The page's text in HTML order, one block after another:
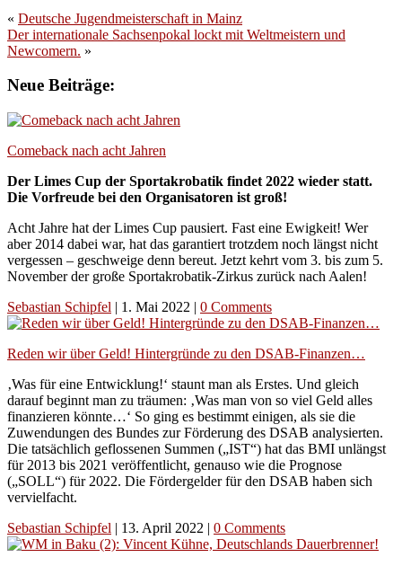
« Deutsche Jugendmeisterschaft in Mainz
Der internationale Sachsenpokal lockt mit Weltmeistern und
Newcomern. »
Neue Beiträge:
Comeback nach acht Jahren
Der Limes Cup der Sportakrobatik findet 2022 wieder statt.
Die Vorfreude bei den Organisatoren ist groß!
Acht Jahre hat der Limes Cup pausiert. Fast eine Ewigkeit! Wer
aber 2014 dabei war, hat das garantiert trotzdem noch längst nicht
vergessen – geschweige denn bereut. Jetzt kehrt vom 3. bis zum 5.
November der große Sportakrobatik-Zirkus zurück nach Aalen!
Sebastian Schipfel | 1. Mai 2022 | 0 Comments
Reden wir über Geld! Hintergründe zu den DSAB-Finanzen…
‚Was für eine Entwicklung!‘ staunt man als Erstes. Und gleich
darauf beginnt man zu träumen: ‚Was man von so viel Geld alles
finanzieren könnte…‘ So ging es bestimmt einigen, als sie die
Zuwendungen des Bundes zur Förderung des DSAB analysierten.
Die tatsächlich geflossenen Summen („IST“) hat das BMI unlängst
für 2013 bis 2021 veröffentlicht, genauso wie die Prognose
(„SOLL“) für 2022. Die Fördergelder für den DSAB haben sich
vervielfacht.
Sebastian Schipfel | 13. April 2022 | 0 Comments